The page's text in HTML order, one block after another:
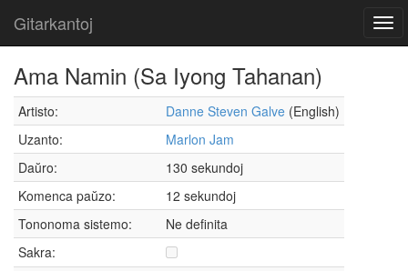
Gitarkantoj
Ama Namin (Sa Iyong Tahanan)
Artisto: Danne Steven Galve (English)
Uzanto:
Marlon Jam
Daŭro:
130 sekundoj
Komenca paŭzo:
12 sekundoj
Tononoma sistemo:
Ne definita
Sakra: